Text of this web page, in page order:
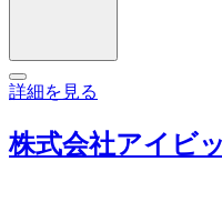
詳細を見る
株式会社アイビ